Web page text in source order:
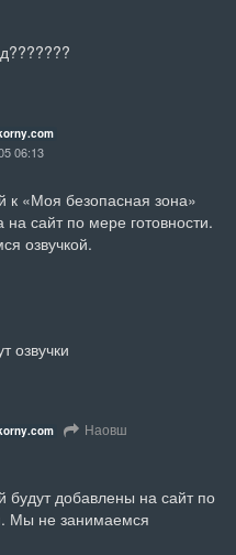
06:13
к «Моя безопасная зона»
на сайт по мере готовности.
озвучкой.
озвучки
Наовш
будут добавлены на сайт по
Мы не занимаемся